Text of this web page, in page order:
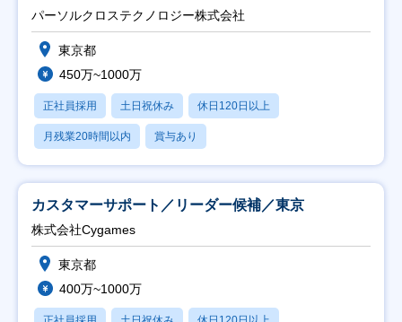
パーソルクロステクノロジー株式会社
東京都
450万~1000万
正社員採用 土日祝休み 休日120日以上
月残業20時間以内 賞与あり
カスタマーサポート／リーダー候補／東京
株式会社Cygames
東京都
400万~1000万